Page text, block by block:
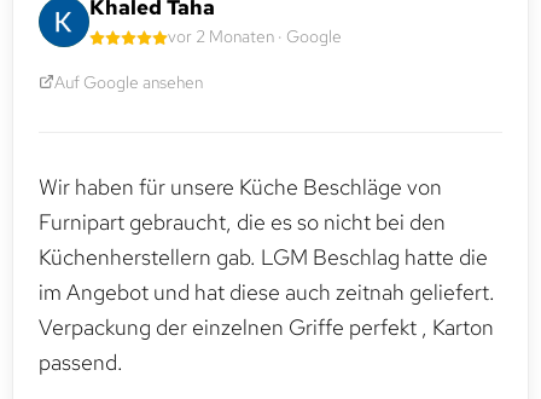
Khaled Taha
vor 2 Monaten · Google
Auf Google ansehen
Wir haben für unsere Küche Beschläge von
Furnipart gebraucht, die es so nicht bei den
Küchenherstellern gab. LGM Beschlag hatte die
im Angebot und hat diese auch zeitnah geliefert.
Verpackung der einzelnen Griffe perfekt , Karton
passend.